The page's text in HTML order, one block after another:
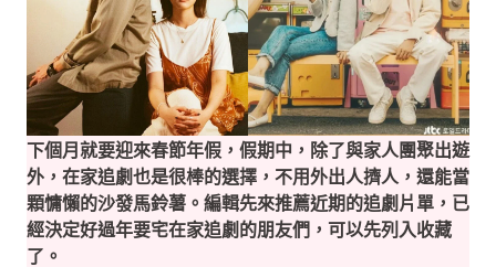
下個月就要迎來春節年假，假期中，除了與家人團聚出遊
外，在家追劇也是很棒的選擇，不用外出人擠人，還能當
顆慵懶的沙發馬鈴薯。編輯先來推薦近期的追劇片單，已
經決定好過年要宅在家追劇的朋友們，可以先列入收藏
了。